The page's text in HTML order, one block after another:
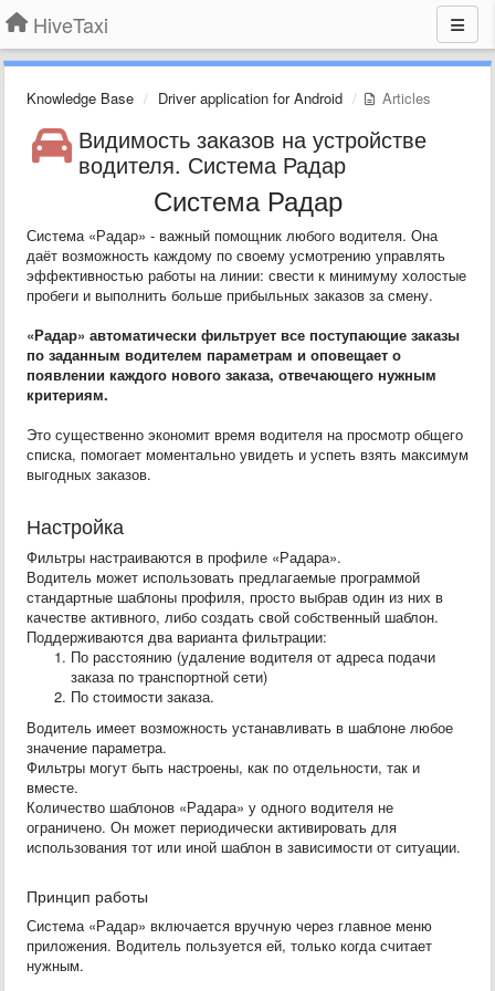
HiveTaxi
Knowledge Base Driver application for Android Articles
Видимость заказов на устройстве
водителя. Система Радар
Система Радар
Система «Радар» - важный помощник любого водителя. Она
даёт возможность каждому по своему усмотрению управлять
эффективностью работы на линии: свести к минимуму холостые
пробеги и выполнить больше прибыльных заказов за смену.
«Радар» автоматически фильтрует все поступающие заказы
по заданным водителем параметрам и оповещает о
появлении каждого нового заказа, отвечающего нужным
критериям.
Это существенно экономит время водителя на просмотр общего
списка, помогает моментально увидеть и успеть взять максимум
выгодных заказов.
Настройка
Фильтры настраиваются в профиле «Радара».
Водитель может использовать предлагаемые программой
стандартные шаблоны профиля, просто выбрав один из них в
качестве активного, либо создать свой собственный шаблон.
Поддерживаются два варианта фильтрации:
По расстоянию (удаление водителя от адреса подачи
заказа по транспортной сети)
По стоимости заказа.
Водитель имеет возможность устанавливать в шаблоне любое
значение параметра.
Фильтры могут быть настроены, как по отдельности, так и
вместе.
Количество шаблонов «Радара» у одного водителя не
ограничено. Он может периодически активировать для
использования тот или иной шаблон в зависимости от ситуации.
Принцип работы
Система «Радар» включается вручную через главное меню
приложения. Водитель пользуется ей, только когда считает
нужным.